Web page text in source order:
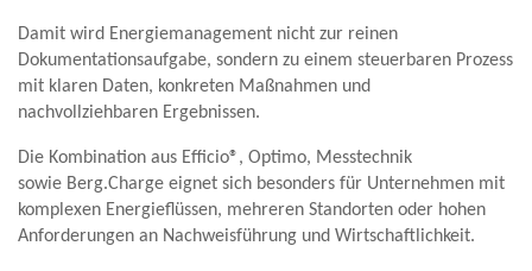
Damit wird Energiemanagement nicht zur reinen
Dokumentationsaufgabe, sondern zu einem steuerbaren Prozess
mit klaren Daten, konkreten Maßnahmen und
nachvollziehbaren Ergebnissen.
Die Kombination aus Efficio®, Optimo, Messtechnik
sowie Berg.Charge eignet sich besonders für Unternehmen mit
komplexen Energieflüssen, mehreren Standorten oder hohen
Anforderungen an Nachweisführung und Wirtschaftlichkeit.